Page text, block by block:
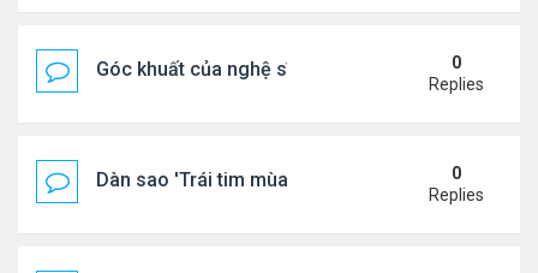
Góc khuất của nghệ sĩ Hoài Tâm
0
Replies
Dàn sao 'Trái tim mùa thu' sau 26 năm
0
Replies